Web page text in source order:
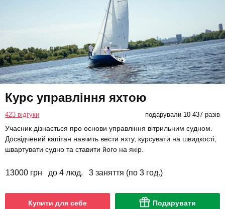
Курс управління яхтою
423 відгуки подарували 10 437 разів
Учасник дізнається про основи управління вітрильним судном.
Досвідчений капітан навчить вести яхту, курсувати на швидкості,
швартувати судно та ставити його на якір.
13000 грн до 4 люд. 3 заняття (по 3 год.)
Купити для себе Подарувати